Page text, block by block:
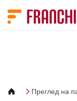
Преглед на